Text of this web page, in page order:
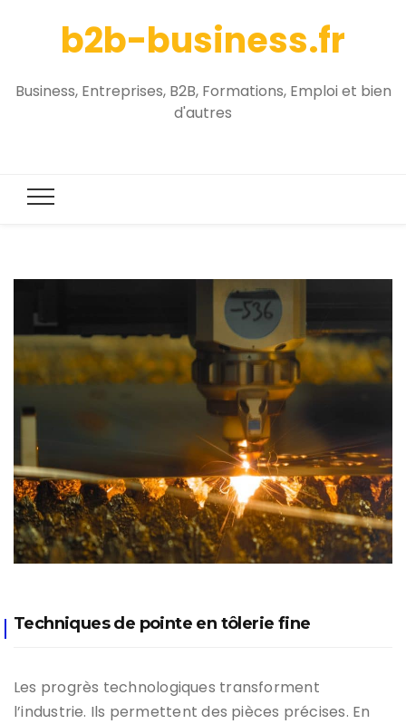
b2b-business.fr
Business, Entreprises, B2B, Formations, Emploi et bien
d'autres
Techniques de pointe en tôlerie fine
Les progrès technologiques transforment
l’industrie. Ils permettent des pièces précises. En